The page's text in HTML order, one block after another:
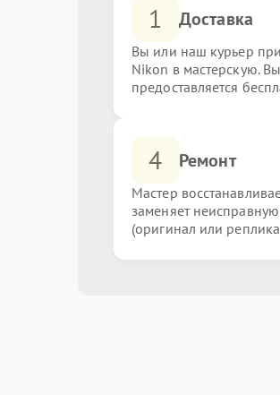
1 Доставка
Вы или наш курьер
Nikon в мастерскую.
предоставляется
4 Ремонт
Мастер
заменяет
(оригинал или